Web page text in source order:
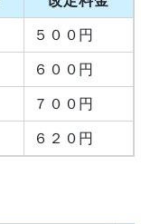
５００円
６００円
７００円
６２０円